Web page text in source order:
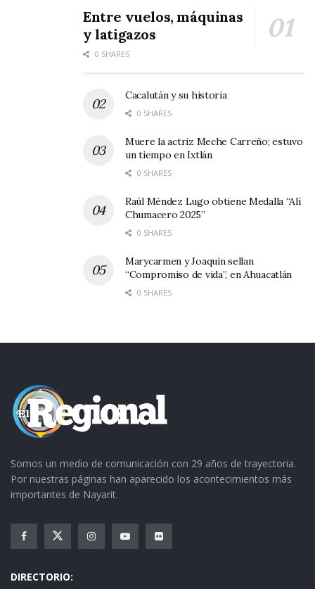
La Virgen de la Candelaria durante largo tiempo
permaneció en el hogar de ésta respetable
dama, fallecida hace ya alrededor de una
nicho se adornaba exquisitamente en los días
previos al 02 de febrero.
Al fallecer doña Pachita y don Toribio – su
esposo – la imagen de la virgen quedó en
es en ese sitio donde en la noche de este jueves
una tradición que cada vez crece mas y mas.
Tags: Día de la Candelaria tamales
Entre vuelos, máquinas
y latigazos
0 SHARES
Cacalután y su historia
0 SHARES
Muere la actriz Meche Carreño; estuvo
un tiempo en Ixtlán
0 SHARES
Raúl Méndez Lugo obtiene Medalla “Alí
Chumacero 2025”
0 SHARES
Marycarmen y Joaquín sellan
“Compromiso de vida”, en Ahuacatlán
0 SHARES
Somos un medio de comunicación con 29 años de trayectoria.
Por nuestras páginas han aparecido los acontecimientos más
importantes de Nayarit.
DIRECTORIO: